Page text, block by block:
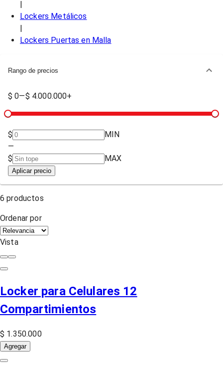
Lockers Metálicos
Lockers Puertas en Malla
Rango de precios
$ 0—$ 4.000.000+
$
MIN
—
$
MAX
Aplicar precio
6 productos
Ordenar por
Vista
Locker para Celulares 12
Compartimientos
$ 1.350.000
Agregar